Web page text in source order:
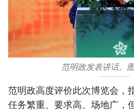
范明政发表讲话。
范明政高度评价此次博览会，
任务繁重、要求高、场地广，